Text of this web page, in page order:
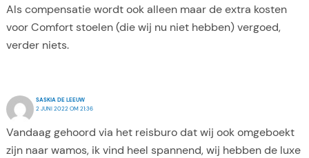
Als compensatie wordt ook alleen maar de extra kosten
voor Comfort stoelen (die wij nu niet hebben) vergoed,
verder niets.
SASKIA DE LEEUW
2 JUNI 2022 OM 21:36
Vandaag gehoord via het reisburo dat wij ook omgeboekt
zijn naar wamos, ik vind heel spannend, wij hebben de luxe